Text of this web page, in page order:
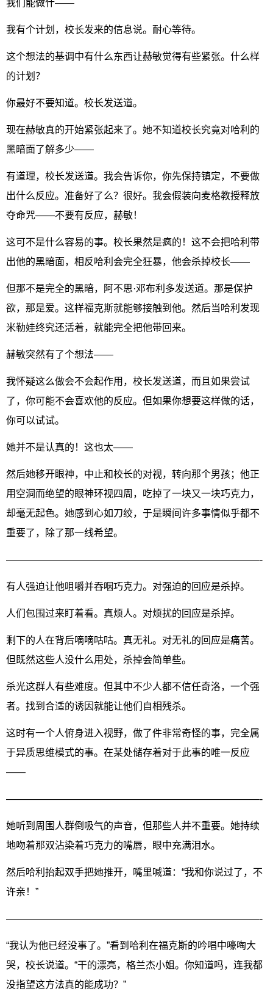
我们能做什——
我有个计划，校长发来的信息说。耐心等待。
这个想法的基调中有什么东西让赫敏觉得有些紧张。什么样
的计划？
你最好不要知道。校长发送道。
现在赫敏真的开始紧张起来了。她不知道校长究竟对哈利的
黑暗面了解多少——
有道理，校长发送道。我会告诉你，你先保持镇定，不要做
出什么反应。准备好了么？很好。我会假装向麦格教授释放
夺命咒——不要有反应，赫敏！
这可不是什么容易的事。校长果然是疯的！这不会把哈利带
出他的黑暗面，相反哈利会完全狂暴，他会杀掉校长——
但那不是完全的黑暗，阿不思·邓布利多发送道。那是保护
欲，那是爱。这样福克斯就能够接触到他。然后当哈利发现
米勒娃终究还活着，就能完全把他带回来。
赫敏突然有了个想法——
我怀疑这么做会不会起作用，校长发送道，而且如果尝试
了，你可能不会喜欢他的反应。但如果你想要这样做的话，
你可以试试。
她并不是认真的！这也太——
然后她移开眼神，中止和校长的对视，转向那个男孩；他正
用空洞而绝望的眼神环视四周，吃掉了一块又一块巧克力，
却毫无起色。她感到心如刀绞，于是瞬间许多事情似乎都不
重要了，除了那一线希望。
——————————————————————————-
有人强迫让他咀嚼并吞咽巧克力。对强迫的回应是杀掉。
人们包围过来盯着看。真烦人。对烦扰的回应是杀掉。
剩下的人在背后嘀嘀咕咕。真无礼。对无礼的回应是痛苦。
但既然这些人没什么用处，杀掉会简单些。
杀光这群人有些难度。但其中不少人都不信任奇洛，一个强
者。找到合适的诱因就能让他们自相残杀。
这时有一个人俯身进入视野，做了件非常奇怪的事，完全属
于异质思维模式的事。在某处储存着对于此事的唯一反应
——
——————————————————————————-
她听到周围人群倒吸气的声音，但那些人并不重要。她持续
地吻着那双沾染着巧克力的嘴唇，眼中充满泪水。
然后哈利抬起双手把她推开，嘴里喊道：“我和你说过了，不
许亲！”
——————————————————————————-
“我认为他已经没事了。”看到哈利在福克斯的吟唱中嚎啕大
哭，校长说道。“干的漂亮，格兰杰小姐。你知道吗，连我都
没指望这方法真的能成功？”